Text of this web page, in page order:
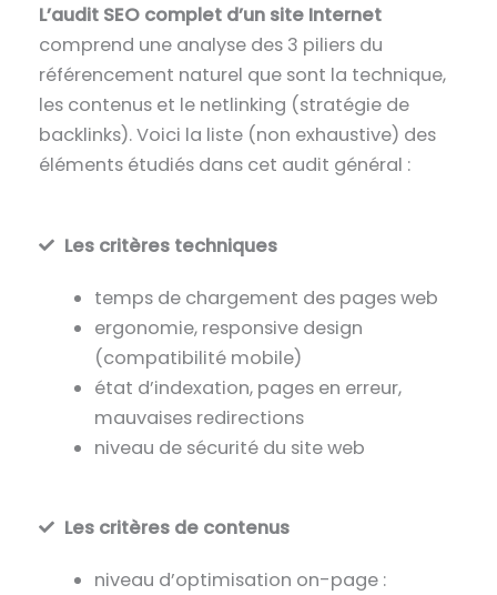
L’audit SEO complet d’un site Internet
comprend une analyse des 3 piliers du
référencement naturel que sont la technique,
les contenus et le netlinking (stratégie de
backlinks). Voici la liste (non exhaustive) des
éléments étudiés dans cet audit général :
Les critères techniques
temps de chargement des pages web
ergonomie, responsive design
(compatibilité mobile)
état d’indexation, pages en erreur,
mauvaises redirections
niveau de sécurité du site web
Les critères de contenus
niveau d’optimisation on-page :